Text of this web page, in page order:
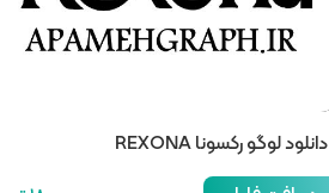
دانلود لوگو رکسونا REXONA